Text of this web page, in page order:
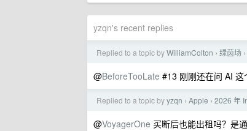
yzqn's recent replies
Replied to a topic byWilliamColton › 绿茵场 ›
@BeforeTooLate #13 刚刚还在问 AI
Replied to a topic byyzqn › Apple › 2026 年
@VoyagerOne 买断后也能出租吗？是